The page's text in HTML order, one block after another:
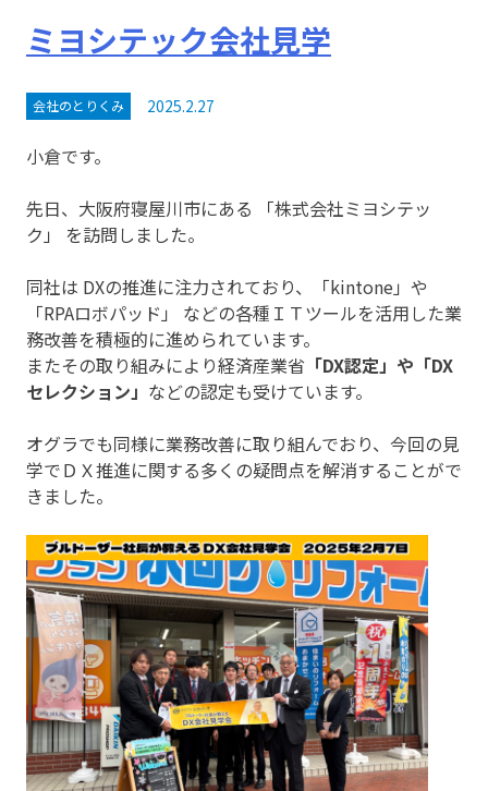
ミヨシテック会社見学
会社のとりくみ 2025.2.27
小倉です。
先日、大阪府寝屋川市にある 「株式会社ミヨシテッ
ク」 を訪問しました。
同社は DXの推進に注力されており、「kintone」や
「RPAロボパッド」 などの各種ＩＴツールを活用した業
務改善を積極的に進められています。
またその取り組みにより経済産業省「DX認定」や「DX
セレクション」 などの認定も受けています。
オグラでも同様に業務改善に取り組んでおり、今回の見
学でＤＸ推進に関する多くの疑問点を解消することがで
きました。